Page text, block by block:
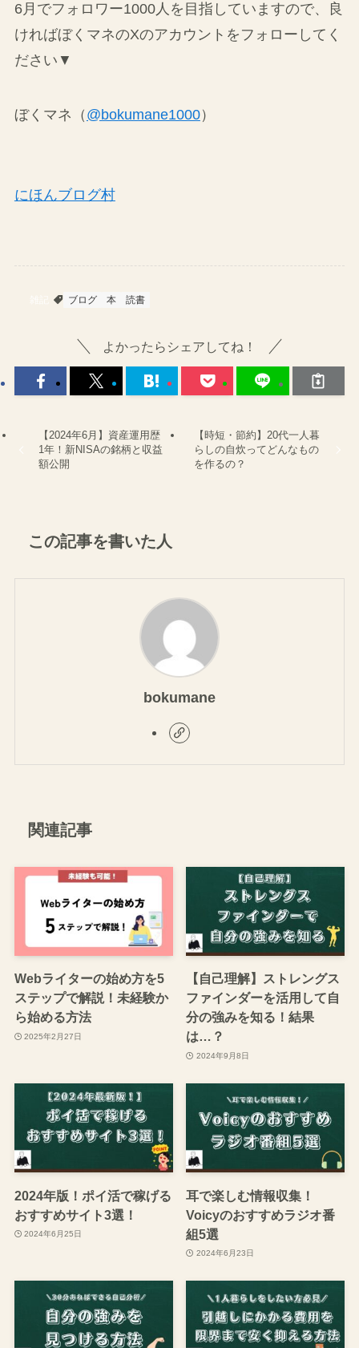
6月でフォロワー1000人を目指していますので、良
ければぼくマネのXのアカウントをフォローしてく
ださい▼
ぼくマネ（ @bokumane1000）
にほんブログ村
ブログ 本 読書
よかったらシェアしてね！
【2024年6月】資産運用歴
1年！新NISAの銘柄と収益
額公開
【時短・節約】20代一人暮
らしの自炊ってどんなもの
を作るの？
この記事を書いた人
bokumane
関連記事
Webライターの始め方を5
ステップで解説！未経験か
ら始める方法
2025年2月27日
【自己理解】ストレングス
ファインダーを活用して自
分の強みを知る！結果
は…？
2024年9月8日
2024年版！ポイ活で稼げる
おすすめサイト3選！
2024年6月25日
耳で楽しむ情報収集！
Voicyのおすすめラジオ番
組5選
2024年6月23日